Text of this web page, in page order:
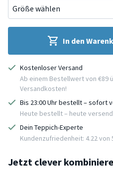
In den
Kostenloser Versand
Ab einem Bestellwert von €89
Versandkosten!
Bis 23:00 Uhr bestellt – sofort
Heute bestellt – heute
Dein Teppich-Experte
Kundenzufriedenheit: 4.22 von 5
Jetzt clever